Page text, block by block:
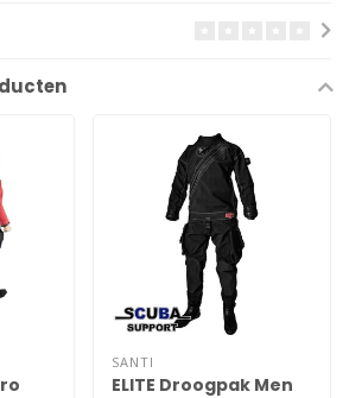
SANTI
ELITE Droogpak Men